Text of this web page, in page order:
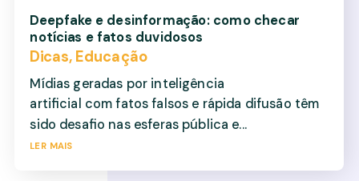
Deepfake e desinformação: como checar
notícias e fatos duvidosos
Dicas, Educação
Mídias geradas por inteligência
artificial com fatos falsos e rápida difusão têm
sido desafio nas esferas pública e...
ler mais